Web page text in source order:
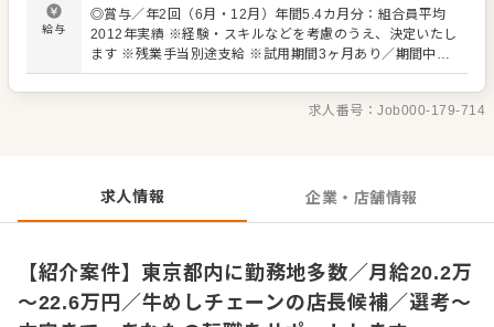
仕事の幅を広げていきましょう。成長をしっかりサポート
しますので、経験に関わらず安心してスタートできる環境
です。 ゆくゆくはさらにステップアップなどめざせます。
給与
◎賞与／年2回（6月・12月）年間5.4カ月分：組合員平均
2012年実績 ※経験・スキルなどを考慮のうえ、決定いたし
ます ※残業手当別途支給 ※試用期間3ヶ月あり／期間中、
給与など変動はありません 【年収イメージ】 ◆店舗主任
（入社1年目）／年収405万円～ ◆店長就任後／年収480万
円～589万円（賞与 年2回、役職手当を含む） 【給与テー
（手当は別途）
求人番号：Job000-179-714
求人情報 企業・店舗情報
【紹介案件】東京都内に勤務地多数／月給20.2万
～22.6万円／牛めしチェーンの店長候補／選考～